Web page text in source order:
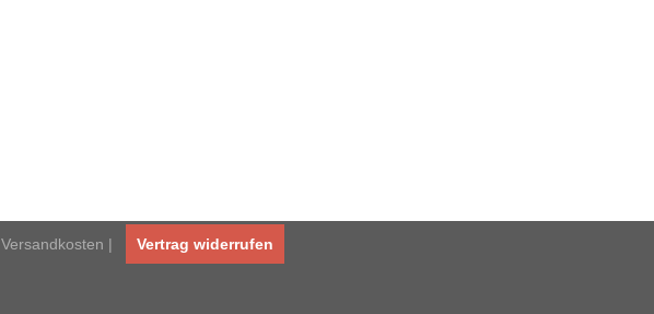
Versandkosten | Vertrag widerrufen